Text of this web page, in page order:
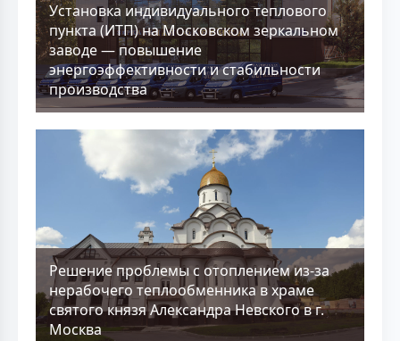
Установка индивидуального теплового
пункта (ИТП) на Московском зеркальном
заводе — повышение
энергоэффективности и стабильности
производства
Решение проблемы с отоплением из-за
нерабочего теплообменника в храме
святого князя Александра Невского в г.
Москва